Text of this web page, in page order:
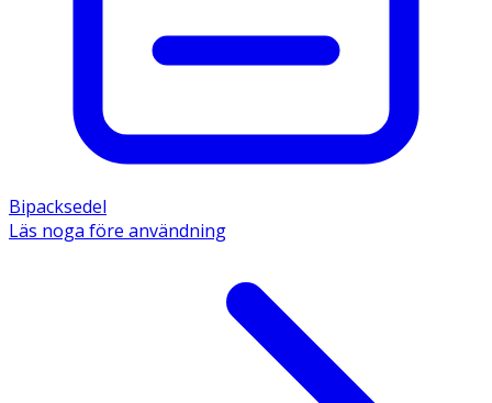
Bipacksedel
Läs noga före användning